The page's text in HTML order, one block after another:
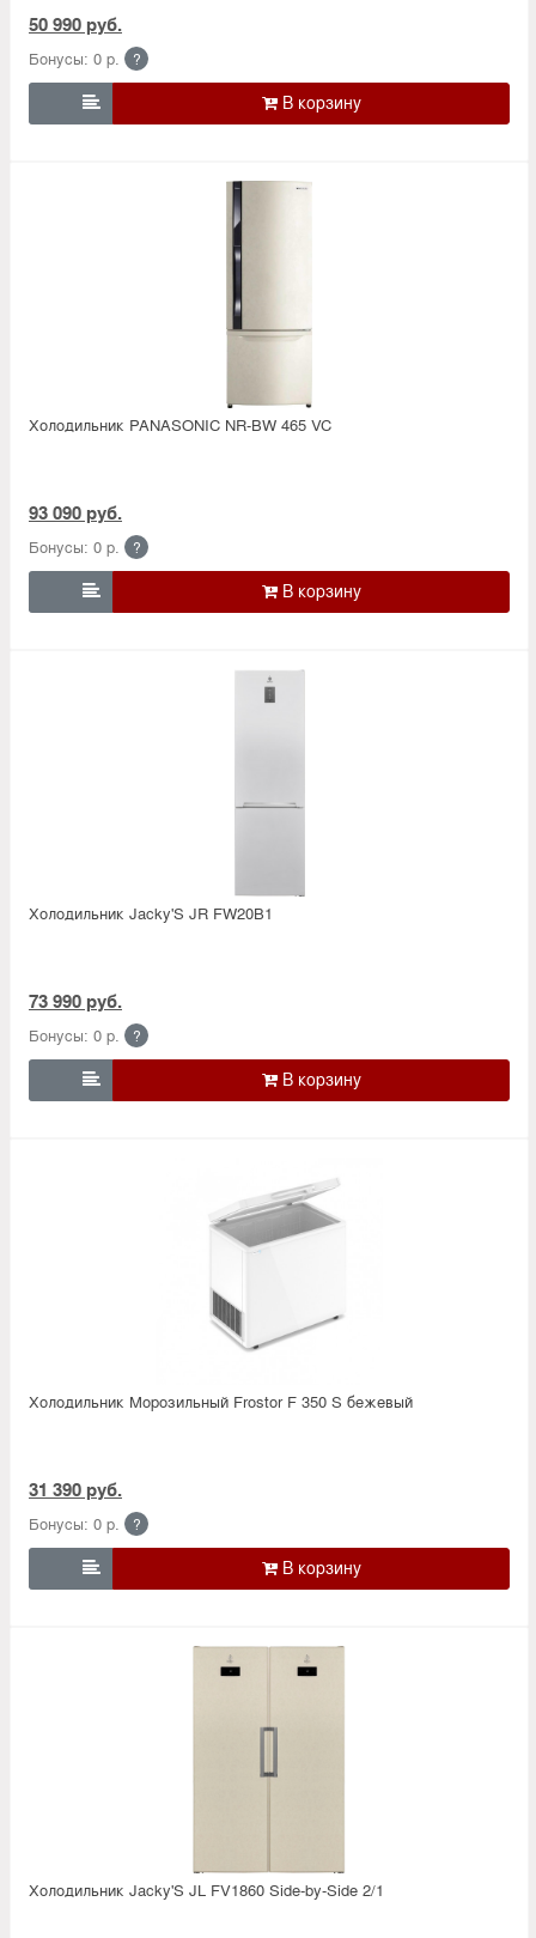
50 990 руб.
Бонусы: 0 р. ?

Холодильник PANASONIC NR-BW 465 VC
93 090 руб.
Бонусы: 0 р. ?

Холодильник Jacky'S JR FW20B1
73 990 руб.
Бонусы: 0 р. ?

Холодильник Морозильный Frostor F 350 S бежевый
31 390 руб.
Бонусы: 0 р. ?

Холодильник Jacky'S JL FV1860 Side-by-Side 2/1